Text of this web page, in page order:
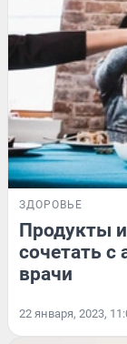
ЗДОРОВЬЕ
Продукты
сочетать с
врачи
22 января, 2023,